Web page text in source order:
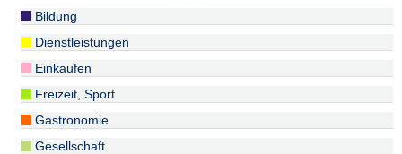
Bildung
Dienstleistungen
Einkaufen
Freizeit, Sport
Gastronomie
Gesellschaft